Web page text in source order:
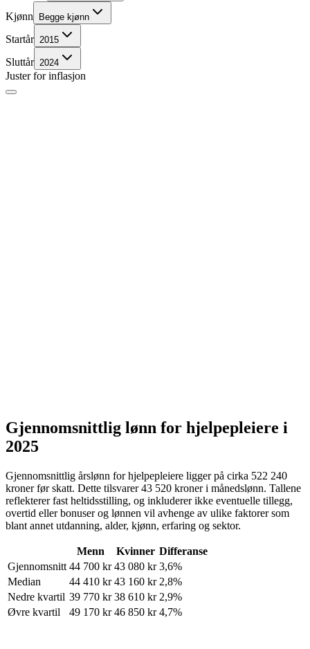
Kjønn Begge kjønn
Startår 2015
Sluttår 2024
Juster for inflasjon
Gjennomsnittlig lønn for hjelpepleiere i
2025
Gjennomsnittlig årslønn forhjelpepleiere ligger på cirka 522 240
kronerfør skatt. Dette tilsvarer43 520 kroneri månedslønn. Tallene
reflekterer fast heltidsstilling, og inkluderer ikke eventuelle tillegg,
overtid eller bonuser og lønnen vil avhenge av ulike faktorer som
blant annet utdanning, alder, kjønn, erfaring og sektor.
Menn Kvinner Differanse
Gjennomsnitt 44 700 kr 43 080 kr 3,6%
Median
44 410 kr 43 160 kr 2,8%
Nedre kvartil 39 770 kr 38 610 kr 2,9%
Øvre kvartil
49 170 kr 46 850 kr 4,7%